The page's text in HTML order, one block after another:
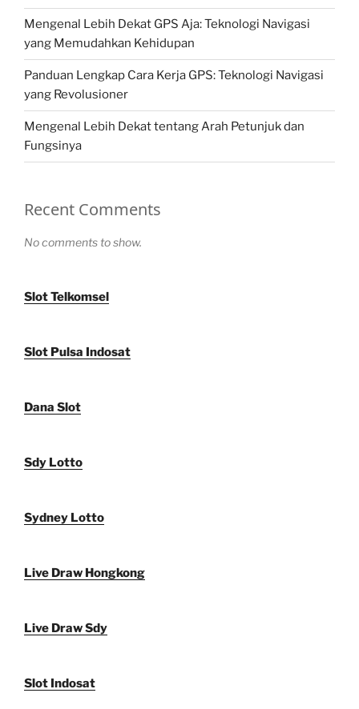
Mengenal Lebih Dekat GPS Aja: Teknologi Navigasi
yang Memudahkan Kehidupan
Panduan Lengkap Cara Kerja GPS: Teknologi Navigasi
yang Revolusioner
Mengenal Lebih Dekat tentang Arah Petunjuk dan
Fungsinya
Recent Comments
No comments to show.
Slot Telkomsel
Slot Pulsa Indosat
Dana Slot
Sdy Lotto
Sydney Lotto
Live Draw Hongkong
Live Draw Sdy
Slot Indosat